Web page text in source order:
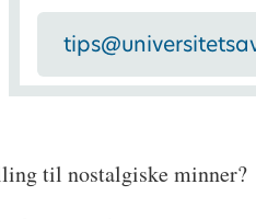
til nostalgiske minner?